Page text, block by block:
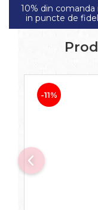
10% din comanda
in puncte de
-11%